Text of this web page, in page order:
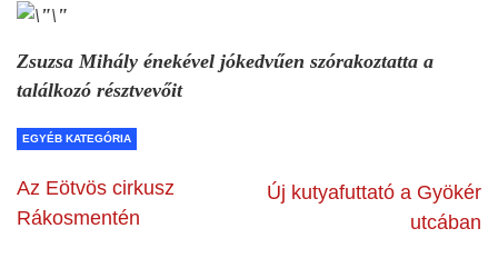
Zsuzsa Mihály énekével jókedvűen szórakoztatta a
találkozó résztvevőit
EGYÉB KATEGÓRIA
Az Eötvös cirkusz
Rákosmentén
Új kutyafuttató a Gyökér
utcában